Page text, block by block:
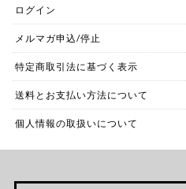
ログイン
メルマガ申込/停止
特定商取引法に基づく表示
送料とお支払い方法について
個人情報の取扱いについて